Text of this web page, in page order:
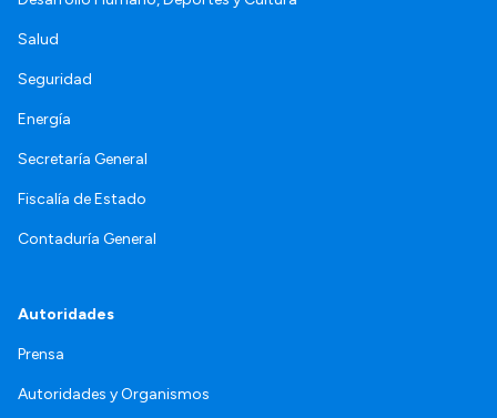
Salud
Seguridad
Energía
Secretaría General
Fiscalía de Estado
Contaduría General
Autoridades
Prensa
Autoridades y Organismos